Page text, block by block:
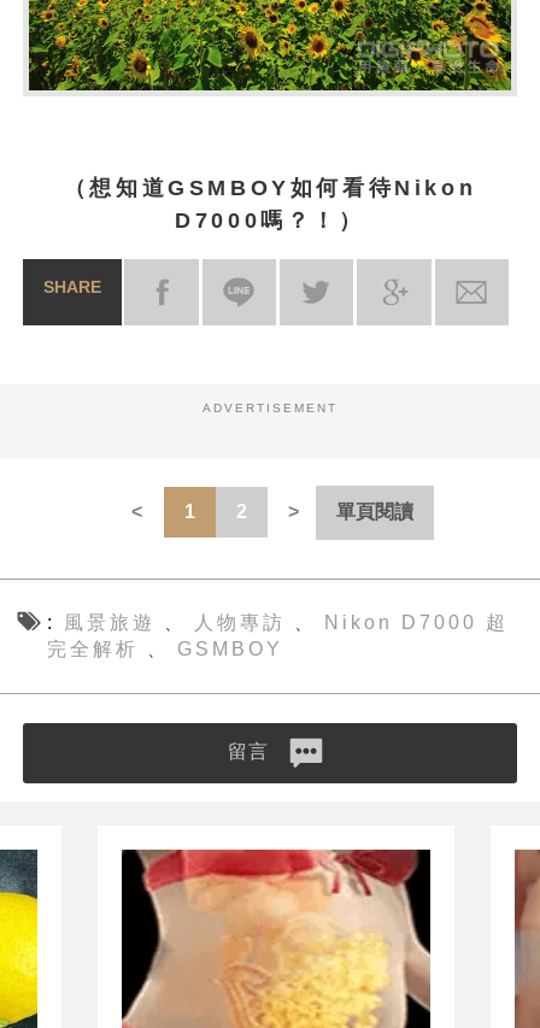
（想知道GSMBOY如何看待Nikon
D7000嗎？！）
SHARE
ADVERTISEMENT
1 2 單頁閱讀
風景旅遊 人物專訪
Nikon D7000 超
完全解析
GSMBOY
留言